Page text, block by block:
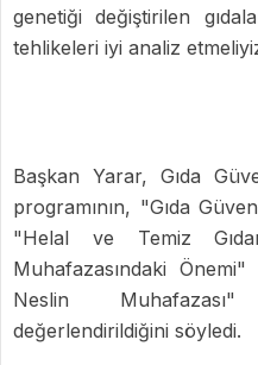
genetiği değiştirilen
tehlikeleri iyi analiz
Başkan Yarar, Gıda
programının, "Gıda
"Helal ve Temiz
Muhafazasındaki
Neslin
değerlendirildiğini söyledi.